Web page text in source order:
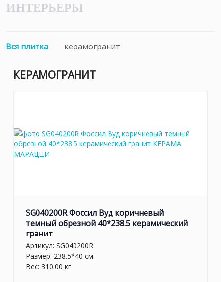
ИНТЕРЬЕРЫ
Вся плитка керамогранит
КЕРАМОГРАНИТ
SG040200R Фоссил Вуд коричневый
темный обрезной 40*238.5 керамический
гранит
Артикул: SG040200R
Размер: 238.5*40 см
Вес: 310.00 кг